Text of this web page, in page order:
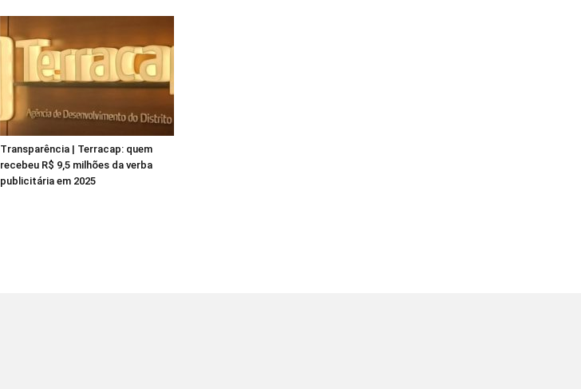
Transparência | Terracap: quem
recebeu R$ 9,5 milhões da verba
publicitária em 2025